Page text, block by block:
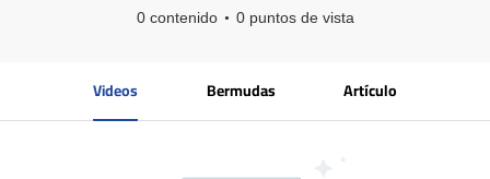
0 contenido
0 puntos de vista
Videos Bermudas Artículo